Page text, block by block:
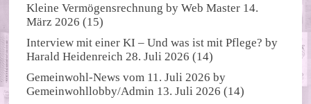
Kleine Vermögensrechnung byWeb Master 14.
März 2026 (15)
Interview mit einer KI – Und was ist mit Pflege? by
Harald Heidenreich 28. Juli 2026 (14)
Gemeinwohl-News vom 11. Juli 2026 by
Gemeinwohllobby/Admin 13. Juli 2026 (14)